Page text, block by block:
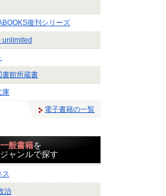
復刊シリーズ
unlimited
書館所蔵書
庫
電子書籍の一覧
一般書籍を
ジャンルで探す
ス
治